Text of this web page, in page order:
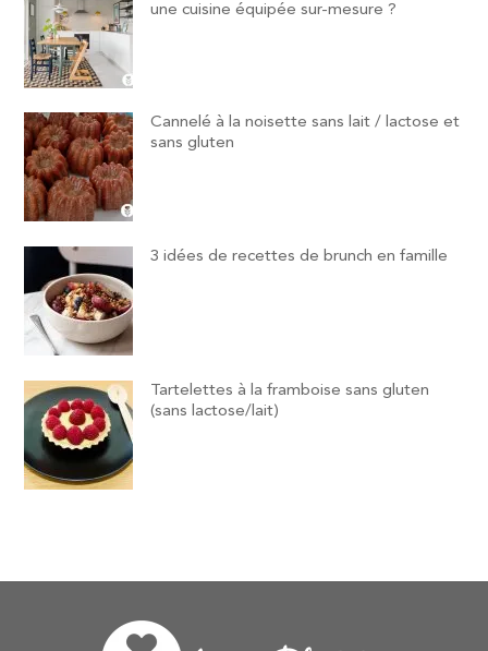
une cuisine équipée sur-mesure ?
Cannelé à la noisette sans lait / lactose et
sans gluten
3 idées de recettes de brunch en famille
Tartelettes à la framboise sans gluten
(sans lactose/lait)